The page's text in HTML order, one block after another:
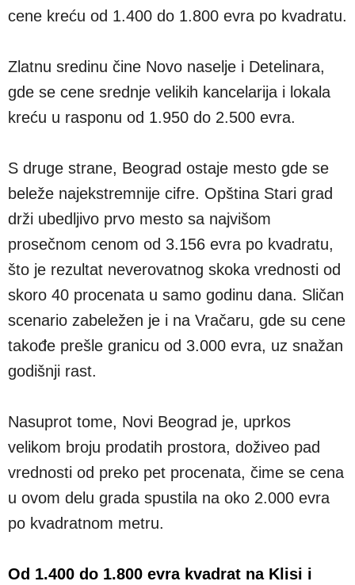
cene kreću od 1.400 do 1.800 evra po kvadratu.
Zlatnu sredinu čine Novo naselje i Detelinara,
gde se cene srednje velikih kancelarija i lokala
kreću u rasponu od 1.950 do 2.500 evra.
S druge strane, Beograd ostaje mesto gde se
beleže najekstremnije cifre. Opština Stari grad
drži ubedljivo prvo mesto sa najvišom
prosečnom cenom od 3.156 evra po kvadratu,
što je rezultat neverovatnog skoka vrednosti od
skoro 40 procenata u samo godinu dana. Sličan
scenario zabeležen je i na Vračaru, gde su cene
takođe prešle granicu od 3.000 evra, uz snažan
godišnji rast.
Nasuprot tome, Novi Beograd je, uprkos
velikom broju prodatih prostora, doživeo pad
vrednosti od preko pet procenata, čime se cena
u ovom delu grada spustila na oko 2.000 evra
po kvadratnom metru.
Od 1.400 do 1.800 evra kvadrat na Klisi i